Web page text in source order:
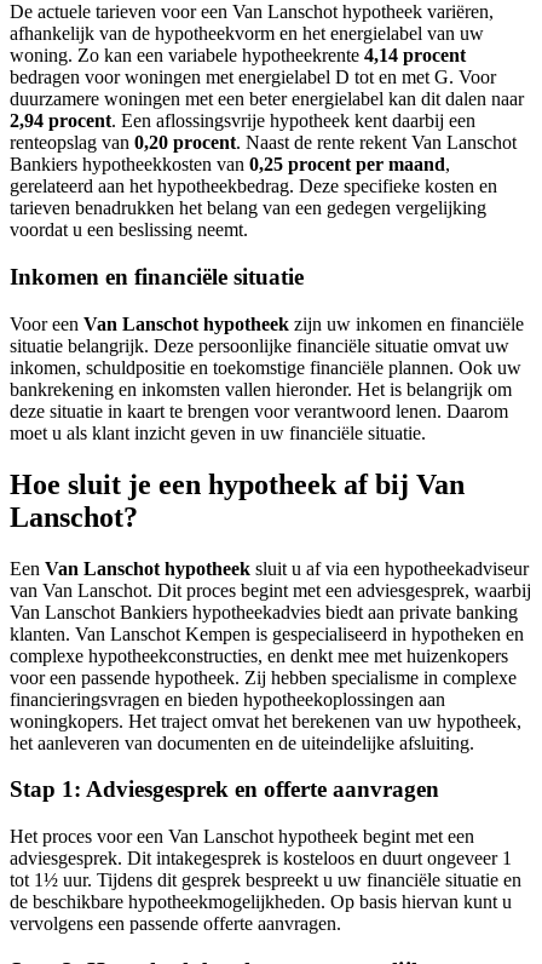
De actuele tarieven voor een Van Lanschot hypotheek variëren,
afhankelijk van de hypotheekvorm en het energielabel van uw
woning. Zo kan een variabele hypotheekrente 4,14 procent
bedragen voor woningen met energielabel D tot en met G. Voor
duurzamere woningen met een beter energielabel kan dit dalen naar
2,94 procent. Een aflossingsvrije hypotheek kent daarbij een
renteopslag van 0,20 procent. Naast de rente rekent Van Lanschot
Bankiers hypotheekkosten van 0,25 procent per maand,
gerelateerd aan het hypotheekbedrag. Deze specifieke kosten en
tarieven benadrukken het belang van een gedegen vergelijking
voordat u een beslissing neemt.
Inkomen en financiële situatie
Voor een Van Lanschot hypotheek zijn uw inkomen en financiële
situatie belangrijk. Deze persoonlijke financiële situatie omvat uw
inkomen, schuldpositie en toekomstige financiële plannen. Ook uw
bankrekening en inkomsten vallen hieronder. Het is belangrijk om
deze situatie in kaart te brengen voor verantwoord lenen. Daarom
moet u als klant inzicht geven in uw financiële situatie.
Hoe sluit je een hypotheek af bij Van
Lanschot?
Een Van Lanschot hypotheek sluit u af via een hypotheekadviseur
van Van Lanschot. Dit proces begint met een adviesgesprek, waarbij
Van Lanschot Bankiers hypotheekadvies biedt aan private banking
klanten. Van Lanschot Kempen is gespecialiseerd in hypotheken en
complexe hypotheekconstructies, en denkt mee met huizenkopers
voor een passende hypotheek. Zij hebben specialisme in complexe
financieringsvragen en bieden hypotheekoplossingen aan
woningkopers. Het traject omvat het berekenen van uw hypotheek,
het aanleveren van documenten en de uiteindelijke afsluiting.
Stap 1: Adviesgesprek en offerte aanvragen
Het proces voor een Van Lanschot hypotheek begint met een
adviesgesprek. Dit intakegesprek is kosteloos en duurt ongeveer 1
tot 1½ uur. Tijdens dit gesprek bespreekt u uw financiële situatie en
de beschikbare hypotheekmogelijkheden. Op basis hiervan kunt u
vervolgens een passende offerte aanvragen.